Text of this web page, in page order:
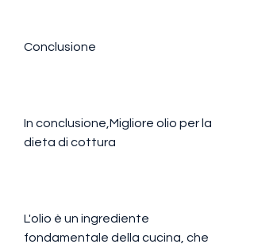
Conclusione
In conclusione,Migliore olio per la
dieta di cottura
L'olio è un ingrediente
fondamentale della cucina, che